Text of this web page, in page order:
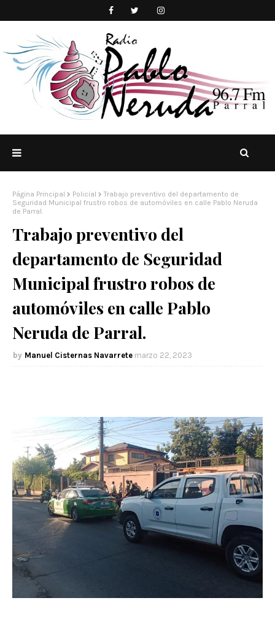
Página Principal Policial
Trabajo preventivo del departamento de
Seguridad Municipal frustro robos de automóviles en calle Pablo Neruda
de Parral.
Trabajo preventivo del
departamento de Seguridad
Municipal frustro robos de
automóviles en calle Pablo
Neruda de Parral.
Manuel Cisternas Navarrete marzo 22, 2023